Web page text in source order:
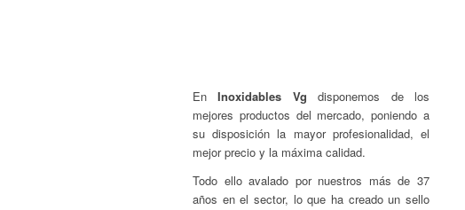
EnInoxidables Vgdisponemos de los
mejores productos del mercado, poniendo a
su disposición la mayor profesionalidad, el
mejor precio y la máxima calidad.
Todo ello avalado por nuestros más de 37
años en el sector, lo que ha creado un sello